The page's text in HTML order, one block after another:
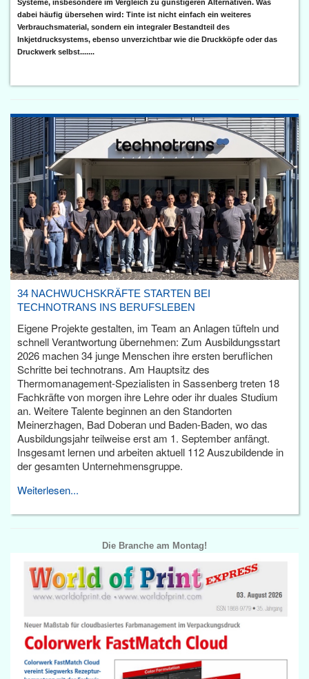
Systeme, insbesondere im Vergleich zu günstigeren Alternativen. Was
dabei häufig übersehen wird: Tinte ist nicht einfach ein weiteres
Verbrauchsmaterial, sondern ein integraler Bestandteil des
Inkjetdrucksystems, ebenso unverzichtbar wie die Druckköpfe oder das
Druckwerk selbst.......
34 NACHWUCHSKRÄFTE STARTEN BEI
TECHNOTRANS INS BERUFSLEBEN
Eigene Projekte gestalten, im Team an Anlagen tüfteln und
schnell Verantwortung übernehmen: Zum Ausbildungsstart
2026 machen 34 junge Menschen ihre ersten beruflichen
Schritte bei technotrans. Am Hauptsitz des
Thermomanagement-Spezialisten in Sassenberg treten 18
Fachkräfte von morgen ihre Lehre oder ihr duales Studium
an. Weitere Talente beginnen an den Standorten
Meinerzhagen, Bad Doberan und Baden-Baden, wo das
Ausbildungsjahr teilweise erst am 1. September anfängt.
Insgesamt lernen und arbeiten aktuell 112 Auszubildende in
der gesamten Unternehmensgruppe.
Weiterlesen...
Die Branche am Montag!